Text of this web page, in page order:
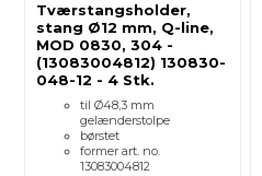
Tværstangsholder,
stang Ø12 mm, Q-line,
MOD 0830, 304 -
(13083004812) 130830-
048-12 - 4 Stk.
til Ø48,3 mm
gelænderstolpe
børstet
former art. no.
13083004812